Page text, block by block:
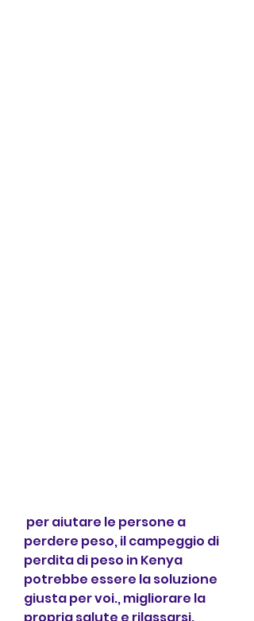
perdere peso, il campeggio di
perdita di peso in Kenya
potrebbe essere la soluzione
giusta per voi., migliorare la
propria salute e rilassarsi.